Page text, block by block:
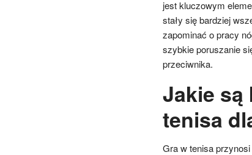
jest kluczowym
stały się bardziej
zapominać o pracy
szybkie poruszanie
przeciwnika.
Jakie są
tenisa
Gra w tenisa